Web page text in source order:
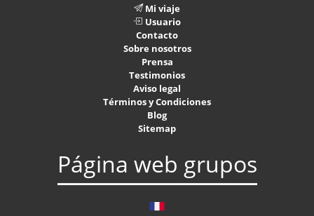
Mi viaje
Usuario
Contacto
Sobre nosotros
Prensa
Testimonios
Aviso legal
Términos y Condiciones
Blog
Sitemap
Página web grupos